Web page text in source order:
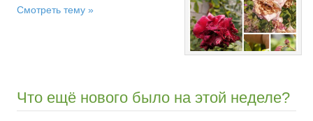
Смотреть тему »
Что ещё нового было на этой неделе?